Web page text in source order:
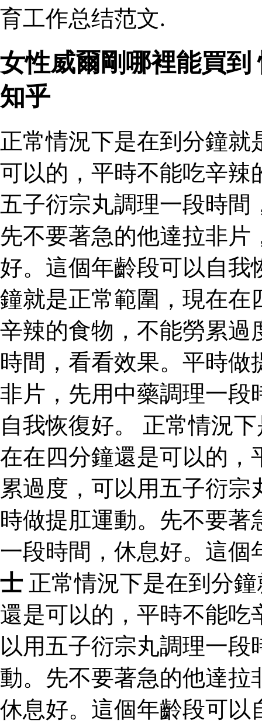
育工作总结范文.
女性威爾剛哪裡能買
知乎
正常情況下是在到分鐘
可以的，平時不能吃辛辣
五子衍宗丸調理一段時
先不要著急的他達拉非
好。這個年齡段可以自我
鐘就是正常範圍，現在在
辛辣的食物，不能勞累過
時間，看看效果。平時
非片，先用中藥調理一段
自我恢復好。 正常情況
在在四分鐘還是可以的，
累過度，可以用五子衍
時做提肛運動。先不要
一段時間，休息好。這
士 正常情況下是在到分
還是可以的，平時不能吃
以用五子衍宗丸調理一
動。先不要著急的他達拉
休息好。這個年齡段可以